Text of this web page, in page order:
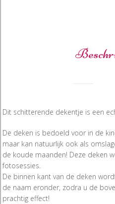
Dit schitterende dekentje is een
De deken is bedoeld voor in de
maar kan natuurlijk ook als
de koude maanden! Deze deken
fotosessies.
De binnen kant van de deken
de naam eronder, zodra u de
prachtig effect!